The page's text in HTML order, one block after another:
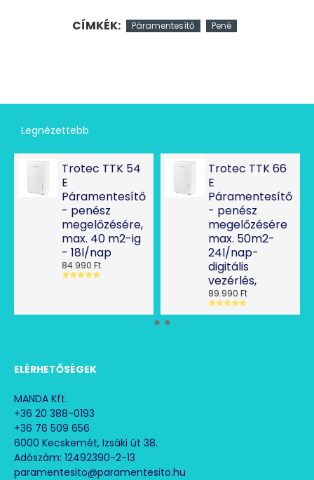
CÍMKÉK: Páramentesítő Pené
Legnézettebb
Trotec TTK 54
E
Páramentesítő
- penész
megelőzésére,
max. 40 m2-ig
- 18l/nap
84.990 Ft
Trotec TTK 66
E
Páramentesítő
- penész
megelőzésére
max. 50m2-
24l/nap-
digitális
vezérlés,
89.990 Ft
ELÉRHETŐSÉGEK
MANDA Kft.
+36 20 388-0193
+36 76 509 656
6000 Kecskemét, Izsáki út 38.
Adószám: 12492390-2-13
paramentesito@paramentesito.hu